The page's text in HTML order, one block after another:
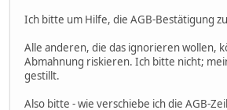
Ich bitte um Hilfe, die AGB-Bestätigung
Alle anderen, die das ignorieren wollen,
Abmahnung riskieren. Ich bitte nicht;
gestillt.
Also bitte - wie verschiebe ich die AGB-